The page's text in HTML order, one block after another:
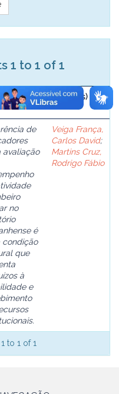
1 to 1 of 1
Author(s)
de
avaliação
no
é
condição
que
à
e
Veiga França,
Carlos David;
Martins Cruz,
Rodrigo Fábio
to 1 of 1